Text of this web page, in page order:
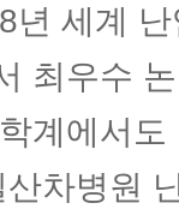
년 세계
최우수
계에서
차병원